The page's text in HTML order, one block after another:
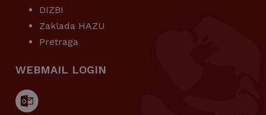
DIZBI
Zaklada HAZU
Pretraga
WEBMAIL LOGIN